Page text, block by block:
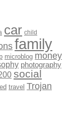
car child
family
microblog money
photography
social
travel Trojan